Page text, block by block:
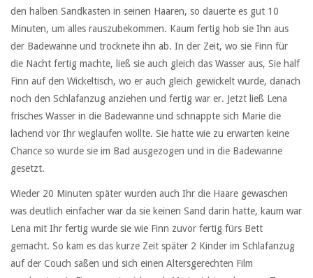
den halben Sandkasten in seinen Haaren, so dauerte es gut 10
Minuten, um alles rauszubekommen. Kaum fertig hob sie Ihn aus
der Badewanne und trocknete ihn ab. In der Zeit, wo sie Finn für
die Nacht fertig machte, ließ sie auch gleich das Wasser aus, Sie half
Finn auf den Wickeltisch, wo er auch gleich gewickelt wurde, danach
noch den Schlafanzug anziehen und fertig war er. Jetzt ließ Lena
frisches Wasser in die Badewanne und schnappte sich Marie die
lachend vor Ihr weglaufen wollte. Sie hatte wie zu erwarten keine
Chance so wurde sie im Bad ausgezogen und in die Badewanne
gesetzt.
Wieder 20 Minuten später wurden auch Ihr die Haare gewaschen
was deutlich einfacher war da sie keinen Sand darin hatte, kaum war
Lena mit Ihr fertig wurde sie wie Finn zuvor fertig fürs Bett
gemacht. So kam es das kurze Zeit später 2 Kinder im Schlafanzug
auf der Couch saßen und sich einen Altersgerechten Film